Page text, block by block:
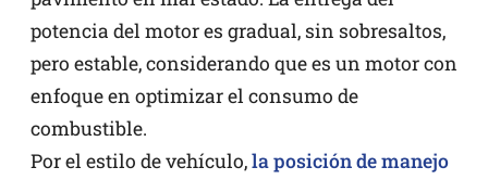
potencia del motor es gradual, sin sobresaltos,
pero estable, considerando que es un motor con
enfoque en optimizar el consumo de
combustible.
Por el estilo de vehículo,la posición de manejo